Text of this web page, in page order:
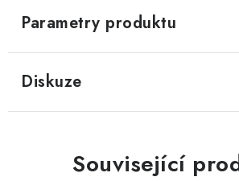
Parametry produktu
Diskuze
Související